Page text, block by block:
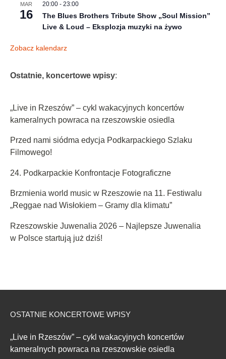
MAR
16
20:00 - 23:00
The Blues Brothers Tribute Show „Soul Mission”
Live & Loud – Eksplozja muzyki na żywo
Zobacz kalendarz
Ostatnie, koncertowe wpisy:
„Live in Rzeszów” – cykl wakacyjnych koncertów
kameralnych powraca na rzeszowskie osiedla
Przed nami siódma edycja Podkarpackiego Szlaku
Filmowego!
24. Podkarpackie Konfrontacje Fotograficzne
Brzmienia world music w Rzeszowie na 11. Festiwalu
„Reggae nad Wisłokiem – Gramy dla klimatu”
Rzeszowskie Juwenalia 2026 – Najlepsze Juwenalia
w Polsce startują już dziś!
OSTATNIE KONCERTOWE WPISY
„Live in Rzeszów” – cykl wakacyjnych koncertów
kameralnych powraca na rzeszowskie osiedla